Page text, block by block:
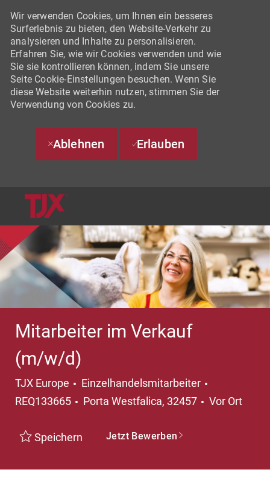
Wir verwenden Cookies, um Ihnen ein besseres
Surferlebnis zu bieten, den Website-Verkehr zu
analysieren und Inhalte zu personalisieren.
Erfahren Sie, wie wir Cookies verwenden und wie
Sie sie kontrollieren können, indem Sie unsere
Seite Cookie-Einstellungen besuchen. Wenn Sie
diese Website weiterhin nutzen, stimmen Sie der
Verwendung von Cookies zu.
Ablehnen Erlauben
Mitarbeiter im Verkauf
(m/w/d)
TJX Europe Kategorie
Einzelhandelsmitarbeiter
REQ133665
Ort
Porta Westfalica, 32457 Vor Ort
Speichern Jetzt Bewerben